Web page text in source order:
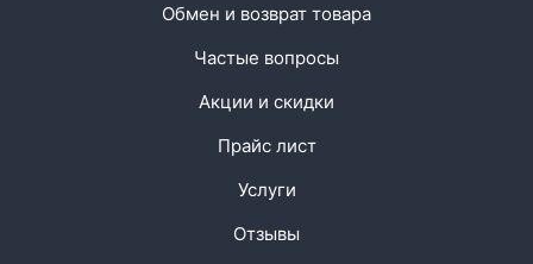
Обмен и возврат товара
Частые вопросы
Акции и скидки
Прайс лист
Услуги
Отзывы